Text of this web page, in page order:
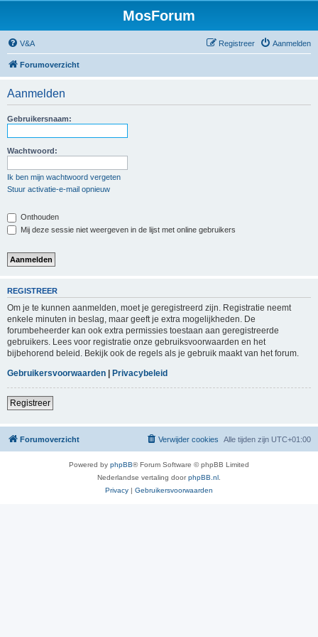
MosForum
V&A Aanmelden
Registreer
Forumoverzicht
Aanmelden
Gebruikersnaam:
Wachtwoord:
Ik ben mijn wachtwoord vergeten
Stuur activatie-e-mail opnieuw
Onthouden
Mij deze sessie niet weergeven in de lijst met online gebruikers
REGISTREER
Om je te kunnen aanmelden, moet je geregistreerd zijn. Registratie neemt
enkele minuten in beslag, maar geeft je extra mogelijkheden. De
forumbeheerder kan ook extra permissies toestaan aan geregistreerde
gebruikers. Lees voor registratie onze gebruiksvoorwaarden en het
bijbehorend beleid. Bekijk ook de regels als je gebruik maakt van het forum.
Gebruikersvoorwaarden | Privacybeleid
Registreer
Forumoverzicht Alle tijden zijn UTC+01:00
Verwijder cookies
Powered by phpBB® Forum Software © phpBB Limited
Nederlandse vertaling doorphpBB.nl
Privacy | Gebruikersvoorwaarden